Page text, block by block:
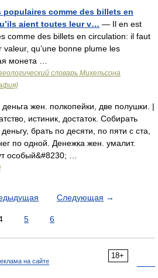
populaires comme des billets en
aient toutes leur v… — Il en est
comme des billets en circulation: il faut
valeur, qu’une bonne plume les
монета …
словарь Михельсона
жен. полкопейки, две полушки. |
истиник, достаток. Собирать
брать по десяти, по пяти с ста,
по одной. Денежка жен. умалит.
особый&#8230; …
Следующая →
5 6
18+
на сайте